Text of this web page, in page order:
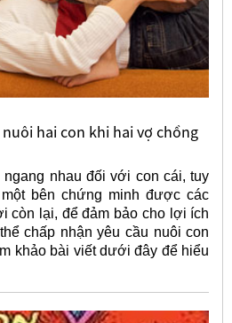
hai con khi hai vợ chồng
nhau đối với con cái, tuy
bên chứng minh được các
còn lại, để đảm bảo cho lợi ích
chấp nhận yêu cầu nuôi con
khảo bài viết dưới đây để hiểu